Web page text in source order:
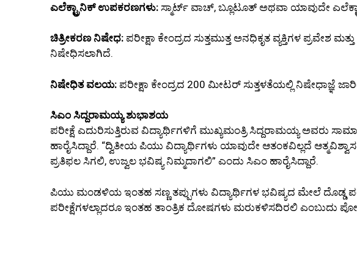
ಎಲೆಕ್ಟ್ರಾನಿಕ್ ಉಪಕರಣಗಳು: ಸ್ಮಾರ್ಟ್ ವಾಚ್, ಬ್ಲೂಟೂತ್ ಅಥವಾ ಯಾವುದೇ
ಚಿತ್ರೀಕರಣ ನಿಷೇಧ: ಪರೀಕ್ಷಾ ಕೇಂದ್ರದ ಸುತ್ತಮುತ್ತ ಅನಧಿಕೃತ ವ್ಯಕ್ತಿಗಳ ಪ್ರವೇಶ
ನಿಷೇಧಿಸಲಾಗಿದೆ.
ನಿಷೇಧಿತ ವಲಯ: ಪರೀಕ್ಷಾ ಕೇಂದ್ರದ 200 ಮೀಟರ್ ಸುತ್ತಳತೆಯಲ್ಲಿ ನಿಷೇಧಾಜ್ಞೆ
ಸಿಎಂ ಸಿದ್ದರಾಮಯ್ಯ ಶುಭಾಶಯ
ಪರೀಕ್ಷೆ ಎದುರಿಸುತ್ತಿರುವ ವಿದ್ಯಾರ್ಥಿಗಳಿಗೆ ಮುಖ್ಯಮಂತ್ರಿ ಸಿದ್ದರಾಮಯ್ಯ ಅವರು
ಹಾರೈಸಿದ್ದಾರೆ. “ದ್ವಿತೀಯ ಪಿಯು ವಿದ್ಯಾರ್ಥಿಗಳು ಯಾವುದೇ ಆತಂಕವಿಲ್ಲದೆ
ಪ್ರತಿಫಲ ಸಿಗಲಿ, ಉಜ್ವಲ ಭವಿಷ್ಯ ನಿಮ್ಮದಾಗಲಿ” ಎಂದು ಸಿಎಂ ಹಾರೈಸಿದ್ದಾರೆ.
ಪಿಯು ಮಂಡಳಿಯ ಇಂತಹ ಸಣ್ಣ ತಪ್ಪುಗಳು ವಿದ್ಯಾರ್ಥಿಗಳ ಭವಿಷ್ಯದ ಮೇಲೆ ದೊಡ್ಡ
ಪರೀಕ್ಷೆಗಳಲ್ಲಾದರೂ ಇಂತಹ ತಾಂತ್ರಿಕ ದೋಷಗಳು ಮರುಕಳಿಸದಿರಲಿ ಎಂಬುದು